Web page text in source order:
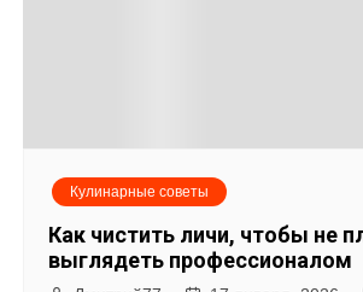
Кулинарные советы
Как чистить личи, чтобы не
выглядеть профессионалом